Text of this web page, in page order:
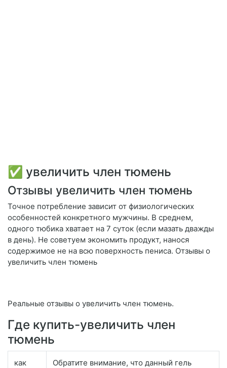
✅ увеличить член тюмень
Отзывы увеличить член тюмень
Точное потребление зависит от физиологических
особенностей конкретного мужчины. В среднем,
одного тюбика хватает на 7 суток (если мазать дважды
в день). Не советуем экономить продукт, нанося
содержимое не на всю поверхность пениса. Отзывы о
увеличить член тюмень
Реальные отзывы о увеличить член тюмень.
Где купить-увеличить член
тюмень
как Обратите внимание, что данный гель